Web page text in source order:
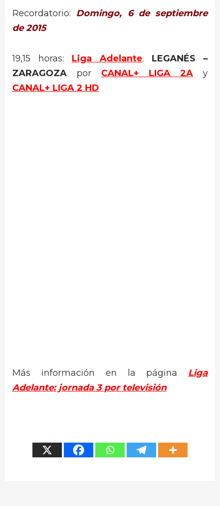
Recordatorio: Domingo, 6 de septiembre
de 2015
19,15 horas: Liga Adelante. LEGANÉS –
ZARAGOZA por CANAL+ LIGA 2A y
CANAL+ LIGA 2 HD
Más información en la página Liga
Adelante: jornada 3 por televisión